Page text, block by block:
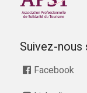
Suivez-
Facebook